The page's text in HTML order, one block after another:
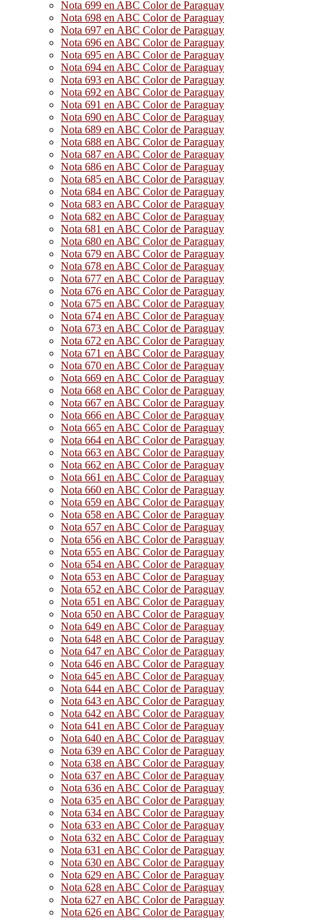
Nota 699 en ABC Color de Paraguay
Nota 698 en ABC Color de Paraguay
Nota 697 en ABC Color de Paraguay
Nota 696 en ABC Color de Paraguay
Nota 695 en ABC Color de Paraguay
Nota 694 en ABC Color de Paraguay
Nota 693 en ABC Color de Paraguay
Nota 692 en ABC Color de Paraguay
Nota 691 en ABC Color de Paraguay
Nota 690 en ABC Color de Paraguay
Nota 689 en ABC Color de Paraguay
Nota 688 en ABC Color de Paraguay
Nota 687 en ABC Color de Paraguay
Nota 686 en ABC Color de Paraguay
Nota 685 en ABC Color de Paraguay
Nota 684 en ABC Color de Paraguay
Nota 683 en ABC Color de Paraguay
Nota 682 en ABC Color de Paraguay
Nota 681 en ABC Color de Paraguay
Nota 680 en ABC Color de Paraguay
Nota 679 en ABC Color de Paraguay
Nota 678 en ABC Color de Paraguay
Nota 677 en ABC Color de Paraguay
Nota 676 en ABC Color de Paraguay
Nota 675 en ABC Color de Paraguay
Nota 674 en ABC Color de Paraguay
Nota 673 en ABC Color de Paraguay
Nota 672 en ABC Color de Paraguay
Nota 671 en ABC Color de Paraguay
Nota 670 en ABC Color de Paraguay
Nota 669 en ABC Color de Paraguay
Nota 668 en ABC Color de Paraguay
Nota 667 en ABC Color de Paraguay
Nota 666 en ABC Color de Paraguay
Nota 665 en ABC Color de Paraguay
Nota 664 en ABC Color de Paraguay
Nota 663 en ABC Color de Paraguay
Nota 662 en ABC Color de Paraguay
Nota 661 en ABC Color de Paraguay
Nota 660 en ABC Color de Paraguay
Nota 659 en ABC Color de Paraguay
Nota 658 en ABC Color de Paraguay
Nota 657 en ABC Color de Paraguay
Nota 656 en ABC Color de Paraguay
Nota 655 en ABC Color de Paraguay
Nota 654 en ABC Color de Paraguay
Nota 653 en ABC Color de Paraguay
Nota 652 en ABC Color de Paraguay
Nota 651 en ABC Color de Paraguay
Nota 650 en ABC Color de Paraguay
Nota 649 en ABC Color de Paraguay
Nota 648 en ABC Color de Paraguay
Nota 647 en ABC Color de Paraguay
Nota 646 en ABC Color de Paraguay
Nota 645 en ABC Color de Paraguay
Nota 644 en ABC Color de Paraguay
Nota 643 en ABC Color de Paraguay
Nota 642 en ABC Color de Paraguay
Nota 641 en ABC Color de Paraguay
Nota 640 en ABC Color de Paraguay
Nota 639 en ABC Color de Paraguay
Nota 638 en ABC Color de Paraguay
Nota 637 en ABC Color de Paraguay
Nota 636 en ABC Color de Paraguay
Nota 635 en ABC Color de Paraguay
Nota 634 en ABC Color de Paraguay
Nota 633 en ABC Color de Paraguay
Nota 632 en ABC Color de Paraguay
Nota 631 en ABC Color de Paraguay
Nota 630 en ABC Color de Paraguay
Nota 629 en ABC Color de Paraguay
Nota 628 en ABC Color de Paraguay
Nota 627 en ABC Color de Paraguay
Nota 626 en ABC Color de Paraguay